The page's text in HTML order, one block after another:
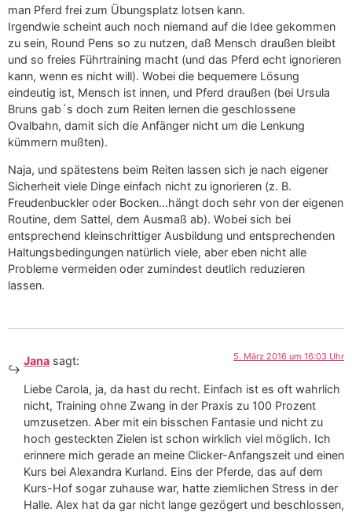
man Pferd frei zum Übungsplatz lotsen kann.
Irgendwie scheint auch noch niemand auf die Idee gekommen
zu sein, Round Pens so zu nutzen, daß Mensch draußen bleibt
und so freies Führtraining macht (und das Pferd echt ignorieren
kann, wenn es nicht will). Wobei die bequemere Lösung
eindeutig ist, Mensch ist innen, und Pferd draußen (bei Ursula
Bruns gab´s doch zum Reiten lernen die geschlossene
Ovalbahn, damit sich die Anfänger nicht um die Lenkung
kümmern mußten).
Naja, und spätestens beim Reiten lassen sich je nach eigener
Sicherheit viele Dinge einfach nicht zu ignorieren (z. B.
Freudenbuckler oder Bocken…hängt doch sehr von der eigenen
Routine, dem Sattel, dem Ausmaß ab). Wobei sich bei
entsprechend kleinschrittiger Ausbildung und entsprechenden
Haltungsbedingungen natürlich viele, aber eben nicht alle
Probleme vermeiden oder zumindest deutlich reduzieren
lassen.
Jana sagt: 5. März 2016 um 16:03 Uhr
Liebe Carola, ja, da hast du recht. Einfach ist es oft wahrlich
nicht, Training ohne Zwang in der Praxis zu 100 Prozent
umzusetzen. Aber mit ein bisschen Fantasie und nicht zu
hoch gesteckten Zielen ist schon wirklich viel möglich. Ich
erinnere mich gerade an meine Clicker-Anfangszeit und einen
Kurs bei Alexandra Kurland. Eins der Pferde, das auf dem
Kurs-Hof sogar zuhause war, hatte ziemlichen Stress in der
Halle. Alex hat da gar nicht lange gezögert und beschlossen,